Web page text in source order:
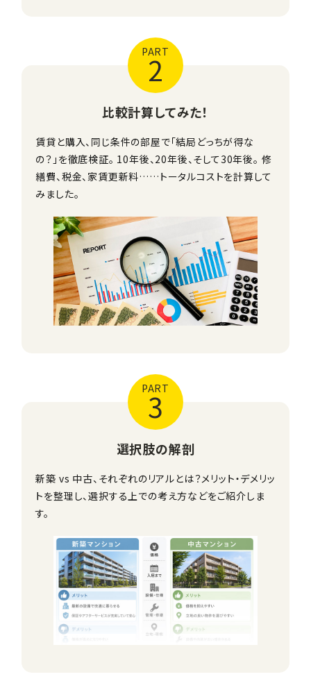
PART
2
比較計算してみた！
賃貸と購入、同じ条件の部屋で「結局どっちが得な
の？」を徹底検証。 10年後、20年後、そして30年後。 修
繕費、税金、家賃更新料……トータルコストを計算して
みました。
PART
3
選択肢の解剖
新築 vs 中古、それぞれのリアルとは？メリット・デメリッ
トを整理し、選択する上での考え方などをご紹介しま
す。